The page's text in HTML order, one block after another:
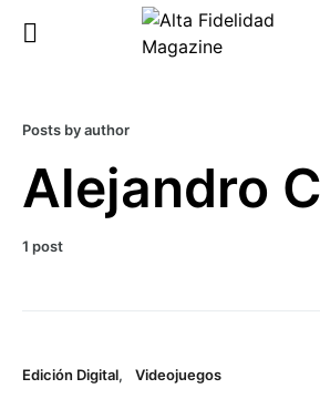
Posts by author
Alejandro
1 post
Edición Digital Videojuegos